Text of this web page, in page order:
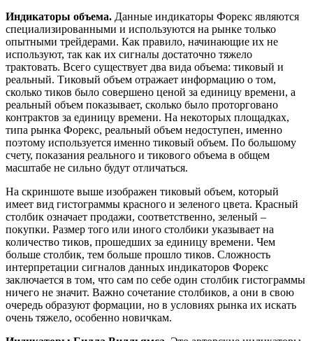
Индикаторы объема. Данные индикаторы Форекс являются
специализированными и используются на рынке только
опытными трейдерами. Как правило, начинающие их не
используют, так как их сигналы достаточно тяжело
трактовать. Всего существует два вида объема: тиковый и
реальный. Тиковый объем отражает информацию о том,
сколько тиков было совершено ценой за единицу времени, а
реальный объем показывает, сколько было проторговано
контрактов за единицу времени. На некоторых площадках,
типа рынка Форекс, реальный объем недоступен, именно
поэтому используется именно тиковый объем. По большому
счету, показания реального и тикового объема в общем
масштабе не сильно будут отличаться.
На скриншоте выше изображен тиковый объем, который
имеет вид гистограммы красного и зеленого цвета. Красный
столбик означает продажи, соответственно, зеленый –
покупки. Размер того или иного столбики указывает на
количество тиков, прошедших за единицу времени. Чем
больше столбик, тем больше прошло тиков. Сложность
интерпретации сигналов данных индикаторов Форекс
заключается в том, что сам по себе один столбик гистограммы
ничего не значит. Важно сочетание столбиков, а они в свою
очередь образуют формации, но в условиях рынка их искать
очень тяжело, особенно новичкам.